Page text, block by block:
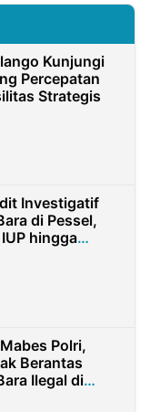
Kunjungi
Percepatan
Strategis
Investigatif
di Pessel,
hingga
Polri,
Berantas
Ilegal di